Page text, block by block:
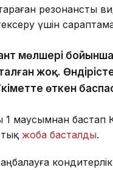
резонансты
үшін
мөлшері
жоқ.
өткен
маусымнан бастап
жоба басталды.